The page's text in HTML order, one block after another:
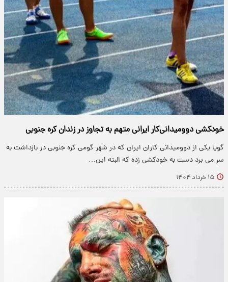
خودکشی دوومیدانی‌کار ایرانی متهم به تجاوز در زندان کره جنوبی
گویا یکی از دوومیدانی کاران ایران که در شهر گومی کره جنوبی در بازداشت به
سر می برد دست به خودکشی زده که البته این…
۱۵ خرداد ۱۴۰۴